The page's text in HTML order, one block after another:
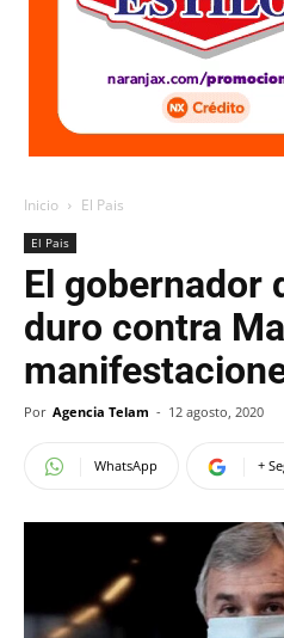
Inicio El Pais
El Pais
El gobernador
duro contra
Por Agencia Telam - 12 agosto, 2020
WhatsApp +